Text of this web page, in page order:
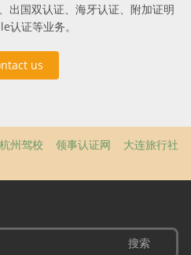
出国双认证、海牙认证、附加证明
认证等业务。
us
杭州驾校 领事认证网
大连旅行社